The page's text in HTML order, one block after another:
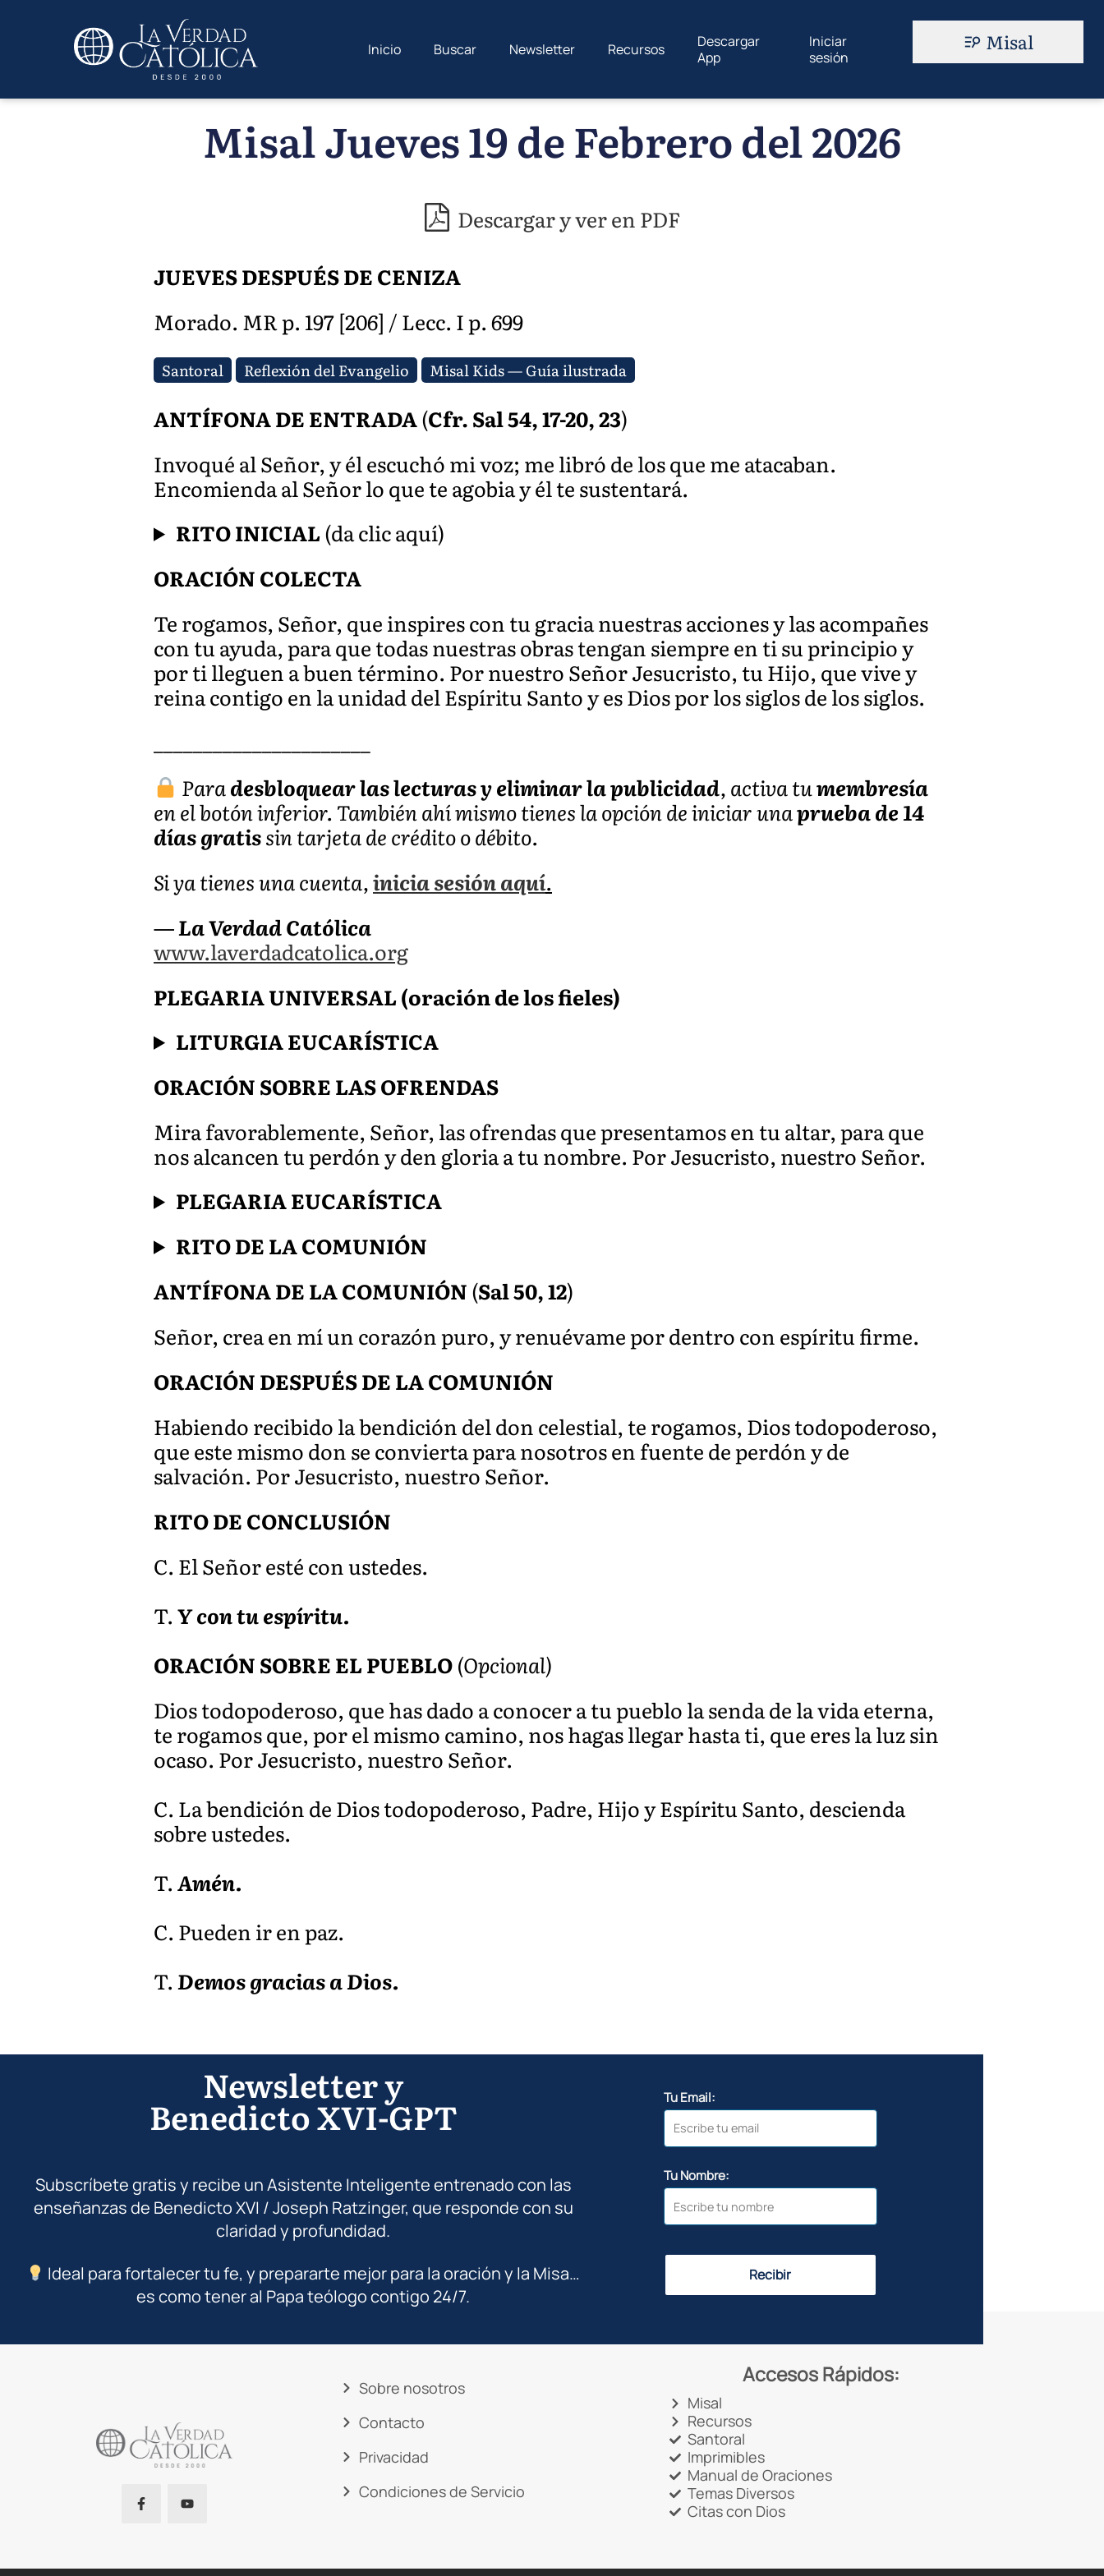
Inicio Buscar Newsletter Recursos
Descargar
App
Iniciar
sesión
Misal
Misal Jueves 19 de Febrero del 2026
Descargar y ver en PDF
JUEVES DESPUÉS DE CENIZA
Morado. MR p. 197 [206] / Lecc. I p. 699
Santoral Reflexión del Evangelio Misal Kids — Guía ilustrada
ANTÍFONA DE ENTRADA(Cfr. Sal 54, 17-20, 23)
Invoqué al Señor, y él escuchó mi voz; me libró de los que me atacaban.
Encomienda al Señor lo que te agobia y él te sustentará.
RITO INICIAL(da clic aquí)
ORACIÓN COLECTA
Te rogamos, Señor, que inspires con tu gracia nuestras acciones y las acompañes
con tu ayuda, para que todas nuestras obras tengan siempre en ti su principio y
por ti lleguen a buen término. Por nuestro Señor Jesucristo, tu Hijo, que vive y
reina contigo en la unidad del Espíritu Santo y es Dios por los siglos de los siglos.
Paradesbloquear las lecturas y eliminar la publicidad, activa tumembresía
en el botón inferior. También ahí mismo tienes la opción de iniciar unaprueba de 14
días gratissin tarjeta de crédito o débito.
Si ya tienes una cuenta,inicia sesión aquí.
— La Verdad Católica
www.laverdadcatolica.org
PLEGARIA UNIVERSAL (oración de los fieles)
LITURGIA EUCARÍSTICA
ORACIÓN SOBRE LAS OFRENDAS
Mira favorablemente, Señor, las ofrendas que presentamos en tu altar, para que
nos alcancen tu perdón y den gloria a tu nombre. Por Jesucristo, nuestro Señor.
PLEGARIA EUCARÍSTICA
RITO DE LA COMUNIÓN
ANTÍFONA DE LA COMUNIÓN(Sal 50, 12)
Señor, crea en mí un corazón puro, y renuévame por dentro con espíritu firme.
ORACIÓN DESPUÉS DE LA COMUNIÓN
Habiendo recibido la bendición del don celestial, te rogamos, Dios todopoderoso,
que este mismo don se convierta para nosotros en fuente de perdón y de
salvación. Por Jesucristo, nuestro Señor.
RITO DE CONCLUSIÓN
C. El Señor esté con ustedes.
T.Y con tu espíritu.
ORACIÓN SOBRE EL PUEBLO(Opcional)
Dios todopoderoso, que has dado a conocer a tu pueblo la senda de la vida eterna,
te rogamos que, por el mismo camino, nos hagas llegar hasta ti, que eres la luz sin
ocaso. Por Jesucristo, nuestro Señor.
C. La bendición de Dios todopoderoso, Padre, Hijo y Espíritu Santo, descienda
sobre ustedes.
T.Amén.
C. Pueden ir en paz.
T.Demos gracias a Dios.
Newsletter y
Benedicto XVI-GPT
Subscríbete gratis y recibe un Asistente Inteligente entrenado con las
enseñanzas de Benedicto XVI / Joseph Ratzinger, que responde con su
claridad y profundidad.
Ideal para fortalecer tu fe, y prepararte mejor para la oración y la Misa…
es como tener al Papa teólogo contigo 24/7.
Tu Email:
Tu Nombre:
Recibir
Sobre nosotros
Contacto
Privacidad
Condiciones de Servicio
Accesos Rápidos:
Misal
Recursos
Santoral
Imprimibles
Manual de Oraciones
Temas Diversos
Citas con Dios